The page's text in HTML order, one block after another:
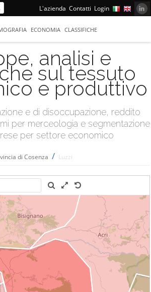
L'azienda Contatti Login
ECONOMIA CLASSIFICHE
analisi e
sul tessuto
e produttivo
e di disoccupazione, reddito
per merceologia e segmentazione
per settore economico
di Cosenza / Luzzi